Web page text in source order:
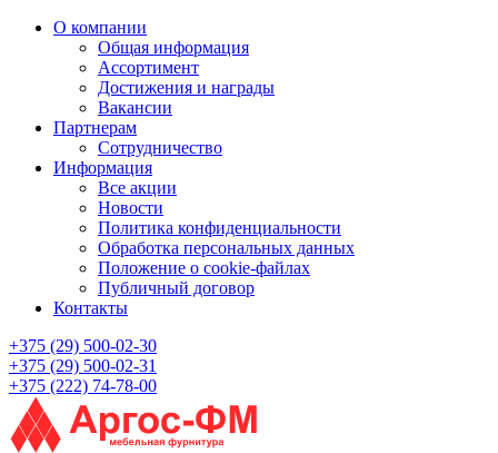
О компании
Общая информация
Ассортимент
Достижения и награды
Вакансии
Партнерам
Сотрудничество
Информация
Все акции
Новости
Политика конфиденциальности
Обработка персональных данных
Положение о cookie-файлах
Публичный договор
Контакты
+375 (29) 500-02-30
+375 (29) 500-02-31
+375 (222) 74-78-00